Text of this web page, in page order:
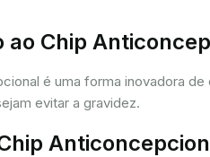
ao Chip
é uma forma inovadora
evitar a gravidez.